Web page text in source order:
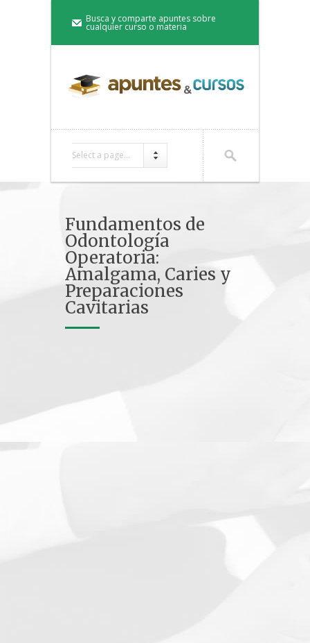
Busca y comparte apuntes sobre
cualquier curso o materia
Select a page...
Fundamentos de
Odontología
Operatoria:
Amalgama, Caries y
Preparaciones
Cavitarias